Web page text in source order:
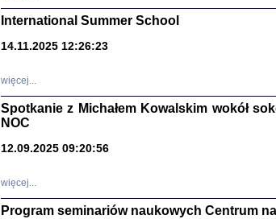
International Summer School
14.11.2025 12:26:23
więcej...
Spotkanie z Michałem Kowalskim wokół
NOC
12.09.2025 09:20:56
więcej...
Program seminariów naukowych Centrum